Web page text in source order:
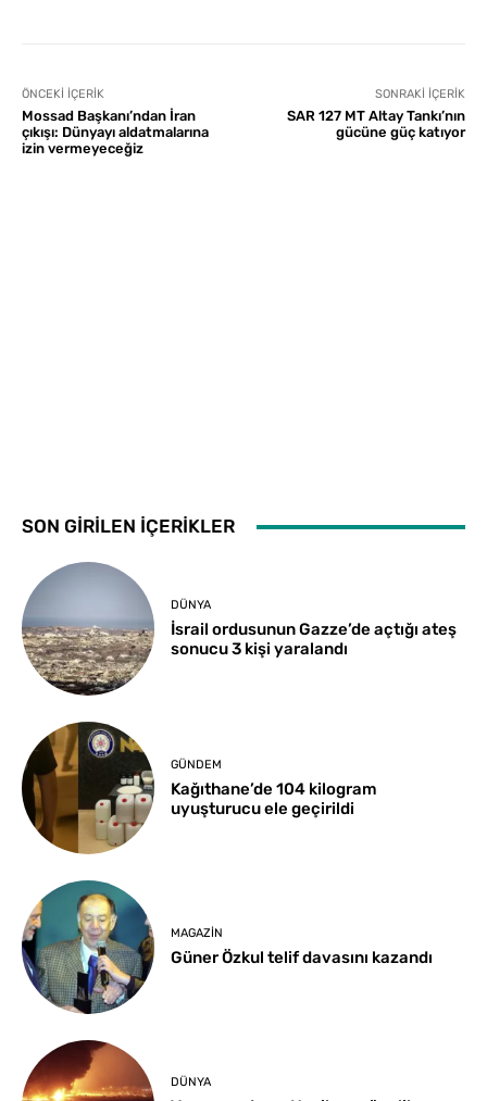
ÖNCEKI İÇERIK
Mossad Başkanı’ndan İran
çıkışı: Dünyayı aldatmalarına
izin vermeyeceğiz
SONRAKI İÇERIK
SAR 127 MT Altay Tankı’nın
gücüne güç katıyor
SON GİRİLEN İÇERİKLER
DÜNYA
İsrail ordusunun Gazze’de açtığı ateş
sonucu 3 kişi yaralandı
GÜNDEM
Kağıthane’de 104 kilogram
uyuşturucu ele geçirildi
MAGAZIN
Güner Özkul telif davasını kazandı
DÜNYA